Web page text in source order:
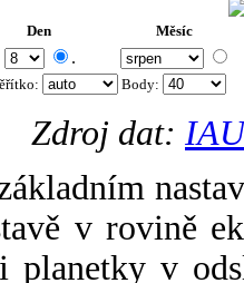
Den Měsíc
.
Body:
Zdroj dat:
v rovině
planetky v